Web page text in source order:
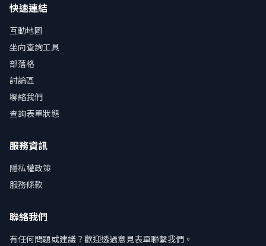
快速連結
互動地圖
坐向查詢工具
部落格
討論區
聯絡我們
查詢表單狀態
服務資訊
隱私權政策
服務條款
聯絡我們
有任何問題或建議？歡迎透過意見表單聯繫我們。